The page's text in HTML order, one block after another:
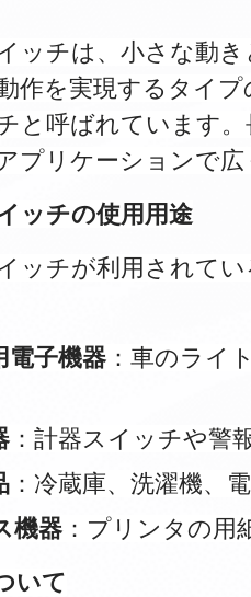
ッチは、小さな動
作を実現するタイ
と呼ばれています。
プリケーションで広
ッチの使用用途
ッチが利用されて
電子機器 ：車のライ
：計器スイッチや警
：冷蔵庫、洗濯機、
機器 ：プリンタの用
いて